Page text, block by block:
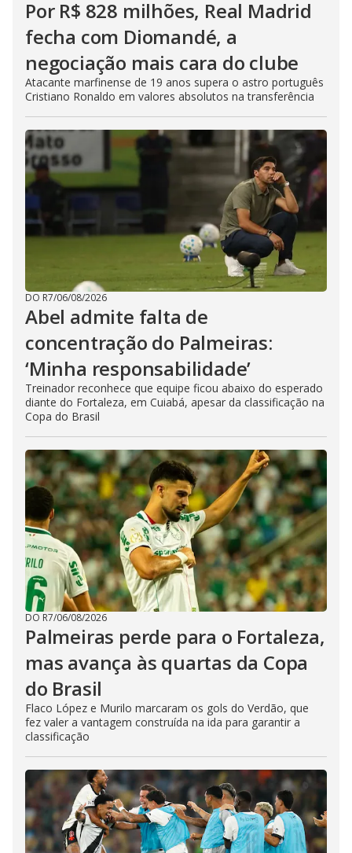
Por R$ 828 milhões, Real Madrid
fecha com Diomandé, a
negociação mais cara do clube
Atacante marfinense de 19 anos supera o astro português
Cristiano Ronaldo em valores absolutos na transferência
DO R7/06/08/2026
Abel admite falta de
concentração do Palmeiras:
‘Minha responsabilidade’
Treinador reconhece que equipe ficou abaixo do esperado
diante do Fortaleza, em Cuiabá, apesar da classificação na
Copa do Brasil
DO R7/06/08/2026
Palmeiras perde para o Fortaleza,
mas avança às quartas da Copa
do Brasil
Flaco López e Murilo marcaram os gols do Verdão, que
fez valer a vantagem construída na ida para garantir a
classificação